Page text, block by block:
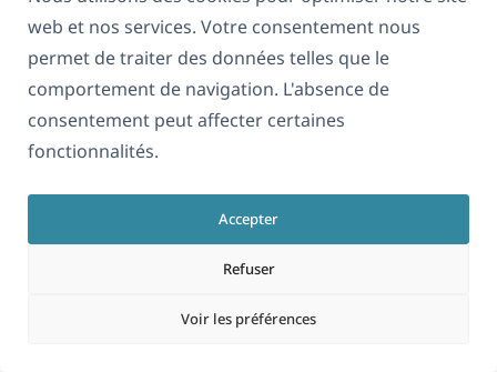
web et nos services. Votre consentement nous
permet de traiter des données telles que le
comportement de navigation. L'absence de
consentement peut affecter certaines
fonctionnalités.
Accepter
Refuser
Voir les préférences
Une fois que vos taxonomies et leurs traductions
sont en place, vous êtes prêt à importer vos fichiers
CSV d’articles. Vous devrez :
langue par défaut.
Ensuite, désactivez l’option d’optimisation de
la vitesse d’importation et exécutez votre
Enfin, téléchargez et importez vos fichiers de